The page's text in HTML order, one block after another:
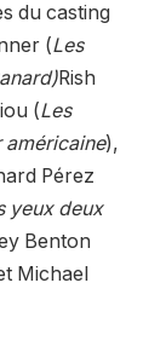
du casting
(Les
Rish
(Les
),
Pérez
yeux deux
Benton
Michael